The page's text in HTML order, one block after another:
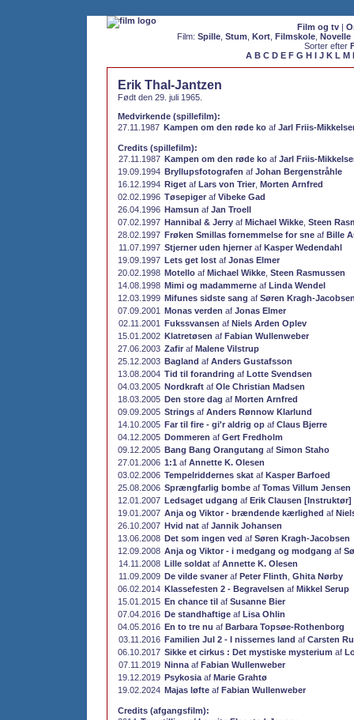
Film og tv|
Film: Spille, Stum Kort, Filmskole, Novelle
Sorter efter
A B C D E F G H I J K L M
Erik Thal-Jantzen
Født den 29. juli 1965.
Medvirkende (spillefilm):
27.11.1987 Kampen om den røde ko af Jarl Friis-
Credits (spillefilm):
27.11.1987 Kampen om den røde ko af Jarl Friis-
19.09.1994 Bryllupsfotografen af Johan Bergenstråhle
16.12.1994 Riget af Lars von Trier Morten Arnfred
02.02.1996 Tøsepiger af Vibeke Gad
26.04.1996 Hamsun af Jan Troell
07.02.1997 Hannibal & Jerry af Michael Wikke Steen
28.02.1997 Frøken Smillas fornemmelse for sne af Bille
11.07.1997 Stjerner uden hjerner af Kasper Wedendahl
19.09.1997 Lets get lost af Jonas Elmer
20.02.1998 Motello af Michael Wikke Steen Rasmussen
14.08.1998 Mimi og madammerne af Linda Wendel
12.03.1999 Mifunes sidste sang af Søren Kragh-
07.09.2001 Monas verden af Jonas Elmer
02.11.2001 Fukssvansen af Niels Arden Oplev
15.01.2002 Klatretøsen af Fabian Wullenweber
27.06.2003 Zafir af Malene Vilstrup
25.12.2003 Bagland af Anders Gustafsson
13.08.2004 Tid til forandring af Lotte Svendsen
04.03.2005 Nordkraft af Ole Christian Madsen
18.03.2005 Den store dag af Morten Arnfred
09.09.2005 Strings af Anders Rønnow Klarlund
14.10.2005 Far til fire - gi'r aldrig op af Claus Bjerre
04.12.2005 Dommeren af Gert Fredholm
09.12.2005 Bang Bang Orangutang af Simon Staho
27.01.2006 1:1 af Annette K. Olesen
03.02.2006 Tempelriddernes skat af Kasper Barfoed
25.08.2006 Sprængfarlig bombe af Tomas Villum Jensen
12.01.2007 Ledsaget udgang af Erik Clausen [Instruktør]
19.01.2007 Anja og Viktor - brændende kærlighed af
26.10.2007 Hvid nat af Jannik Johansen
13.06.2008 Det som ingen ved af Søren Kragh-Jacobsen
12.09.2008 Anja og Viktor - i medgang og modgang af
14.11.2008 Lille soldat af Annette K. Olesen
11.09.2009 De vilde svaner af Peter Flinth Ghita Nørby
06.02.2014 Klassefesten 2 - Begravelsen af Mikkel Serup
15.01.2015 En chance til af Susanne Bier
07.04.2016 De standhaftige af Lisa Ohlin
04.05.2016 En to tre nu af Barbara Topsøe-Rothenborg
03.11.2016 Familien Jul 2 - I nissernes land af Carsten
06.10.2017 Sikke et cirkus : Det mystiske mysterium af
07.11.2019 Ninna af Fabian Wullenweber
19.12.2019 Psykosia af Marie Grahtø
19.02.2024 Majas løfte af Fabian Wullenweber
Credits (afgangsfilm):